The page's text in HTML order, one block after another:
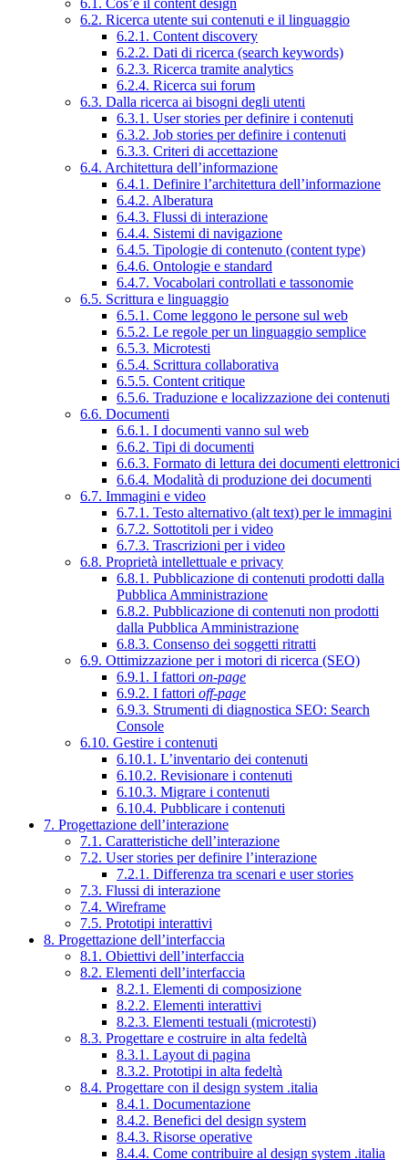
6.2. Ricerca utente sui contenuti e il linguaggio
6.2.1. Content discovery
6.2.2. Dati di ricerca (search keywords)
6.2.3. Ricerca tramite analytics
6.2.4. Ricerca sui forum
6.3. Dalla ricerca ai bisogni degli utenti
6.3.1. User stories per definire i contenuti
6.3.2. Job stories per definire i contenuti
6.3.3. Criteri di accettazione
6.4. Architettura dell’informazione
6.4.1. Definire l’architettura dell’informazione
6.4.2. Alberatura
6.4.3. Flussi di interazione
6.4.4. Sistemi di navigazione
6.4.5. Tipologie di contenuto (content type)
6.4.6. Ontologie e standard
6.4.7. Vocabolari controllati e tassonomie
6.5. Scrittura e linguaggio
6.5.1. Come leggono le persone sul web
6.5.2. Le regole per un linguaggio semplice
6.5.3. Microtesti
6.5.4. Scrittura collaborativa
6.5.5. Content critique
6.5.6. Traduzione e localizzazione dei contenuti
6.6. Documenti
6.6.1. I documenti vanno sul web
6.6.2. Tipi di documenti
6.6.3. Formato di lettura dei documenti elettronici
6.6.4. Modalità di produzione dei documenti
6.7. Immagini e video
6.7.1. Testo alternativo (alt text) per le immagini
6.7.2. Sottotitoli per i video
6.7.3. Trascrizioni per i video
6.8. Proprietà intellettuale e privacy
6.8.1. Pubblicazione di contenuti prodotti dalla
Pubblica Amministrazione
6.8.2. Pubblicazione di contenuti non prodotti
dalla Pubblica Amministrazione
6.8.3. Consenso dei soggetti ritratti
6.9. Ottimizzazione per i motori di ricerca (SEO)
6.9.1. I fattori on-page
6.9.2. I fattori off-page
6.9.3. Strumenti di diagnostica SEO: Search
Console
6.10. Gestire i contenuti
6.10.1. L’inventario dei contenuti
6.10.2. Revisionare i contenuti
6.10.3. Migrare i contenuti
6.10.4. Pubblicare i contenuti
7. Progettazione dell’interazione
7.1. Caratteristiche dell’interazione
7.2. User stories per definire l’interazione
7.2.1. Differenza tra scenari e user stories
7.3. Flussi di interazione
7.4. Wireframe
7.5. Prototipi interattivi
8. Progettazione dell’interfaccia
8.1. Obiettivi dell’interfaccia
8.2. Elementi dell’interfaccia
8.2.1. Elementi di composizione
8.2.2. Elementi interattivi
8.2.3. Elementi testuali (microtesti)
8.3. Progettare e costruire in alta fedeltà
8.3.1. Layout di pagina
8.3.2. Prototipi in alta fedeltà
8.4. Progettare con il design system .italia
8.4.1. Documentazione
8.4.2. Benefici del design system
8.4.3. Risorse operative
8.4.4. Come contribuire al design system .italia